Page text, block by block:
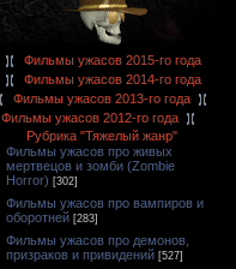
Фильмы ужасов 2015-го года
Фильмы ужасов 2014-го года
Фильмы ужасов 2013-го года
Фильмы ужасов 2012-го года
Рубрика "Тяжелый жанр"
Фильмы ужасов про живых
мертвецов и зомби (Zombie
Horror) [302]
Фильмы ужасов про вампиров и
оборотней [283]
Фильмы ужасов про демонов,
призраков и привидений [527]